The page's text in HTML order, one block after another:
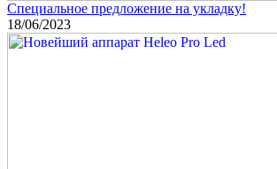
Специальное предложение на укладку!
18/06/2023